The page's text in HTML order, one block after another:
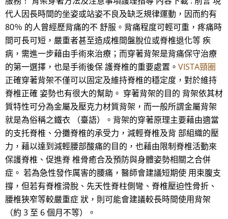
代人因長時間的坐姿或站姿不良及缺乏規律運動，因而約有
80％ 的人曾經歷背痛的不 舒服。背痛程度可輕可重，疼痛時
間可長可短，嚴重者甚至造成椎間盤脫位或脊椎退化等 疾
病，需進一步藉由手術來治療；而穿著背架是背痛保守治療
的第一選擇，也是手術後保 護脊椎的重要處置。 VISTA頸圈
正確穿著背架不僅可以固定及維持脊椎的穩定度，對於維持
脊椎正確 姿勢也有很大的幫助。 穿著背架的目的 背架依其材
質特性可分為金屬及壓克力材質背架，而一般所謂金屬背架
就是為俗稱之鐵衣 （臺語）。背架的穿著原理主要藉由適當
的支托脊椎、分攤脊椎的承受力，減輕脊椎及背 部組織的壓
力，藉以達到減輕腰部酸痛的目的，也藉由限制脊椎活動來
保護脊椎、促進脊 椎骨癒合及預防與身體姿勢相關之合併
症。 若為急性發作厲害的腰痛，醫師會建議短期使 用束腹支
撐，但若有脊椎滑脫、先天性脊柱側彎、脊椎壓迫性骨折、
腰椎狹窄等較嚴重症 狀，則可能會建議較長時間使用背架
（約 3 至 6 個月不等）。